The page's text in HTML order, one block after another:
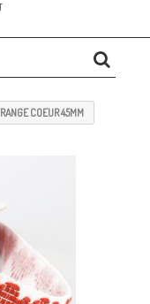
COEUR 45MM